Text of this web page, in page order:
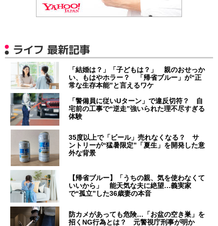
ライフ 最新記事
「結婚は？」「子どもは？」 親のおせっか
い、もはやホラー？ 「帰省ブルー」が“正
常な生存本能”と言えるワケ
「警備員に従いUターン」で違反切符？ 自
宅前の工事で“逆走”強いられた理不尽すぎる
体験
35度以上で「ビール」売れなくなる？ サ
ントリーが“猛暑限定”「夏生」を開発した意
外な背景
【帰省ブルー】「うちの親、気を使わなくて
いいから」 能天気な夫に絶望…義実家
で“孤立”した36歳妻の本音
防カメがあっても危険…「お盆の空き巣」を
招くNG行為とは？ 元警視庁刑事が明か